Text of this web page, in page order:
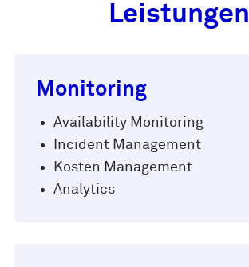
Leistungen
Monitoring
Availability Monitoring
Incident Management
Kosten Management
Analytics